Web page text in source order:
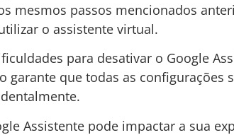
mesmos passos mencionados
o assistente virtual.
para desativar o Google
garante que todas as configurações
Assistente pode impactar a sua